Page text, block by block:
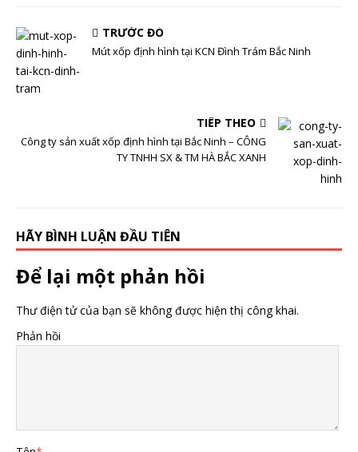
TRƯỚC ĐÓ
Mút xốp định hình tại KCN Đình Trám Bắc Ninh
TIẾP THEO
Công ty sản xuất xốp định hình tại Bắc Ninh – CÔNG
TY TNHH SX & TM HÀ BẮC XANH
HÃY BÌNH LUẬN ĐẦU TIÊN
Để lại một phản hồi
Thư điện tử của bạn sẽ không được hiện thị công khai.
Phản hồi